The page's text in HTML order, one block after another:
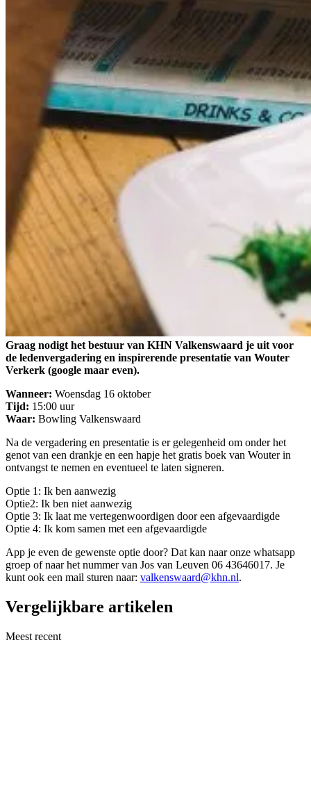
Graag nodigt het bestuur van KHN Valkenswaard je uit voor
de ledenvergadering en inspirerende presentatie van Wouter
Verkerk (google maar even).
Wanneer: Woensdag 16 oktober
Tijd: 15:00 uur
Waar: Bowling Valkenswaard
Na de vergadering en presentatie is er gelegenheid om onder het
genot van een drankje en een hapje het gratis boek van Wouter in
ontvangst te nemen en eventueel te laten signeren.
Optie 1: Ik ben aanwezig
Optie2: Ik ben niet aanwezig
Optie 3: Ik laat me vertegenwoordigen door een afgevaardigde
Optie 4: Ik kom samen met een afgevaardigde
App je even de gewenste optie door? Dat kan naar onze whatsapp
groep of naar het nummer van Jos van Leuven 06 43646017. Je
kunt ook een mail sturen naar: valkenswaard@khn.nl.
Vergelijkbare artikelen
Meest recent